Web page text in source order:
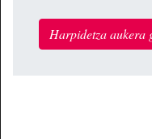
Harpidetza aukera